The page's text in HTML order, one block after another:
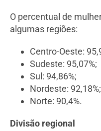
O percentual de
algumas regiões:
Centro-Oeste:
Sudeste: 95,07%;
Sul: 94,86%;
Nordeste: 92,18%;
Norte: 90,4%.
Divisão regional